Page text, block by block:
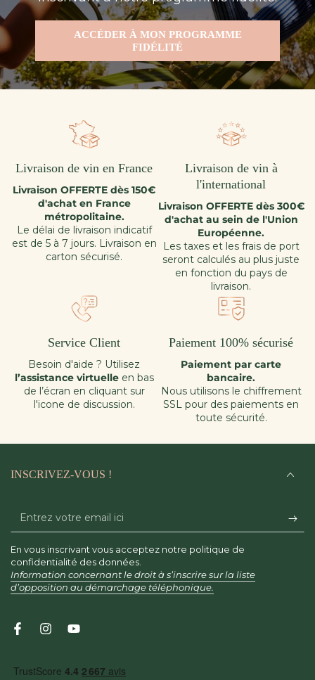
ACCÉDER À MON PROGRAMME
FIDÉLITÉ
Livraison de vin en France
Livraison OFFERTE dès 150€
d'achat en France
métropolitaine.
Le délai de livraison indicatif
est de 5 à 7 jours. Livraison en
carton sécurisé.
Livraison de vin à
l'international
Livraison OFFERTE dès 300€
d'achat au sein de l'Union
Européenne.
Les taxes et les frais de port
seront calculés au plus juste
en fonction du pays de
livraison.
Service Client
Besoin d'aide ? Utilisez
l’assistance virtuelle en bas
de l’écran en cliquant sur
l'icone de discussion.
Paiement 100% sécurisé
Paiement par carte
bancaire.
Nous utilisons le chiffrement
SSL pour des paiements en
toute sécurité.
INSCRIVEZ-VOUS !
Entrez
votre
email
ici
En vous inscrivant vous acceptez notre politique de
confidentialité des données.
Information concernant le droit à s’inscrire sur la liste
d’opposition au démarchage téléphonique.
FacebookInstagramYouTube